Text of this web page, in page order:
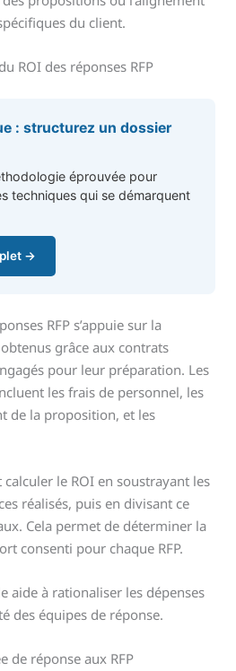
du client.
ROI des réponses RFP
: structurez un dossier
éprouvée pour
techniques qui se démarquent
→
RFP s’appuie sur la
grâce aux contrats
pour leur préparation. Les
les frais de personnel, les
de la proposition, et les
le ROI en soustrayant les
réalisés, puis en divisant ce
Cela permet de déterminer la
consenti pour chaque RFP.
aide à rationaliser les dépenses
des équipes de réponse.
de réponse aux RFP